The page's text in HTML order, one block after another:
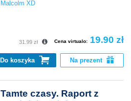
Malcolm XD
Cena virtualo: 19.90 zł
31.99 zł
Do koszyka Na prezent
Tamte czasy. Raport z